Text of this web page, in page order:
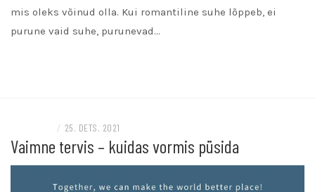
mis oleks võinud olla. Kui romantiline suhe lõppeb, ei
purune vaid suhe, purunevad…
/ 25. DETS. 2021
Vaimne tervis – kuidas vormis püsida